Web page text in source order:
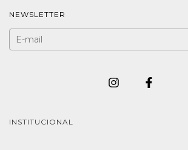
NEWSLETTER
INSTITUCIONAL